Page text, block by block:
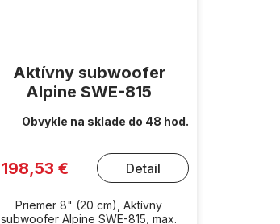
Aktívny subwoofer
Alpine SWE-815
Obvykle na sklade do 48 hod.
198,53 € Detail
Priemer 8" (20 cm), Aktívny
subwoofer Alpine SWE-815, max.